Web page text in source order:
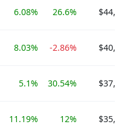
6.08% 26.6%
8.03% -2.86%
5.1% 30.54%
11.19% 12%